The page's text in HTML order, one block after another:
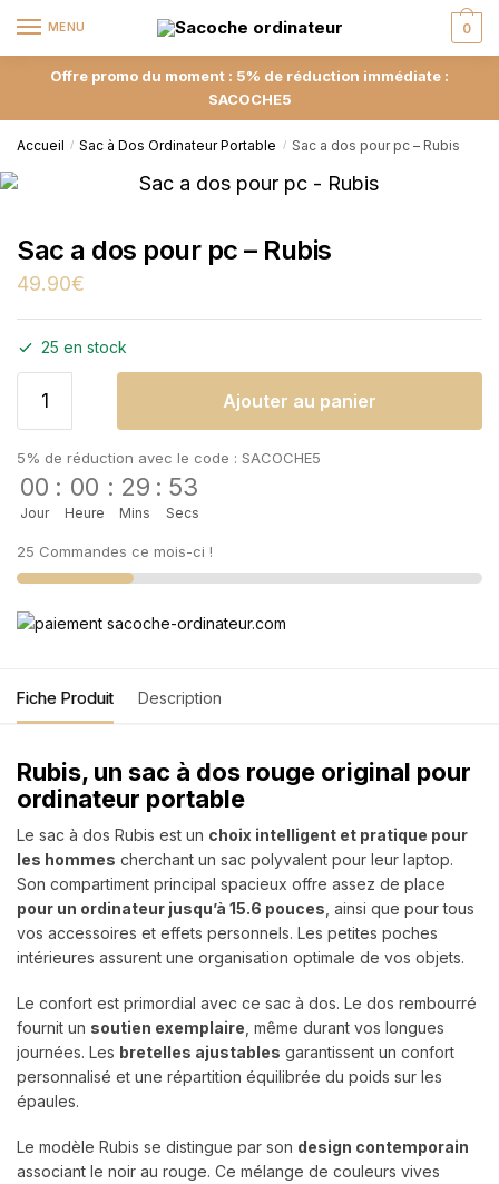
MENU 0
Offre promo du moment : 5% de réduction immédiate :
SACOCHE5
Accueil / Sac à Dos Ordinateur Portable / Sac a dos pour pc – Rubis
Sac a dos pour pc – Rubis
49.90€
25 en stock
Ajouter au panier
5% de réduction avec le code : SACOCHE5
00
Jour
: 00
Heure
: 29
Mins
: 53
Secs
25 Commandes ce mois-ci !
Fiche Produit Description
Rubis, un sac à dos rouge original pour
ordinateur portable
Le sac à dos Rubis est un choix intelligent et pratique pour
les hommes cherchant un sac polyvalent pour leur laptop.
Son compartiment principal spacieux offre assez de place
pour un ordinateur jusqu’à 15.6 pouces , ainsi que pour tous
vos accessoires et effets personnels. Les petites poches
intérieures assurent une organisation optimale de vos objets.
Le confort est primordial avec ce sac à dos. Le dos rembourré
fournit un soutien exemplaire , même durant vos longues
journées. Les bretelles ajustables garantissent un confort
personnalisé et une répartition équilibrée du poids sur les
épaules.
Le modèle Rubis se distingue par son design contemporain
associant le noir au rouge. Ce mélange de couleurs vives